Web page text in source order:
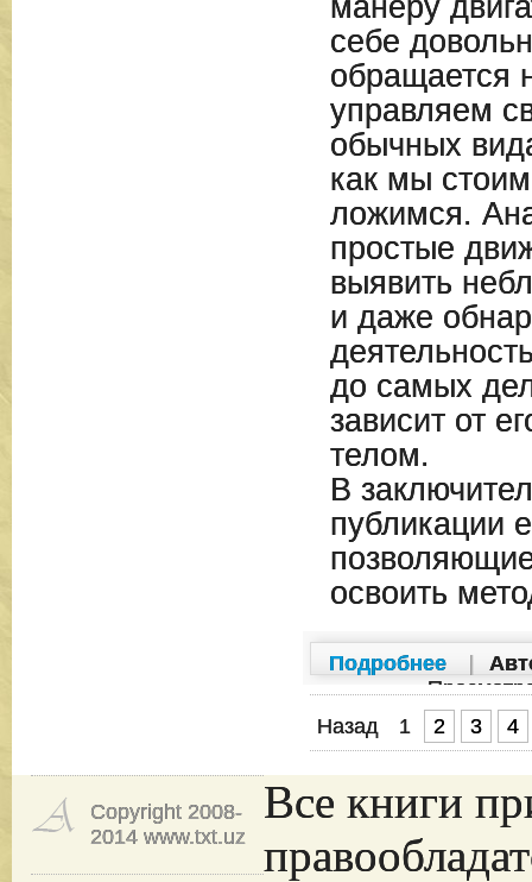
манеру
себе
обращается
управляем
обычных
как мы
ложимся.
простые
выявить
и даже
до самых
зависит от
телом.
В
публикации
освоить
Подробнее
Назад
1 2 3 4
Copyright 2008-
2014 www.txt.uz
Все книги